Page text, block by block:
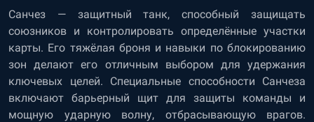
Санчез — защитный танк, способный защищать
союзников и контролировать определённые участки
карты. Его тяжёлая броня и навыки по блокированию
зон делают его отличным выбором для удержания
ключевых целей. Специальные способности Санчеза
включают барьерный щит для защиты команды и
мощную ударную волну, отбрасывающую врагов.